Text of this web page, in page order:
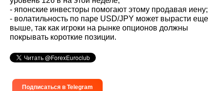
- японские инвесторы помогают этому продавая иену;
- волатильность по паре USD/JPY может вырасти еще
выше, так как игроки на рынке опционов должны
покрывать короткие позиции.
Подписаться в Telegram